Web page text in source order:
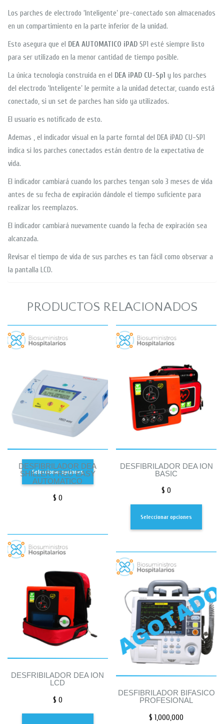
Los parches de electrodo ‘Inteligente’ pre-conectado son almacenados
en un compartimiento en la parte inferior de la unidad.
Esto asegura que el DEA AUTOMATICO iPAD SP1 esté siempre listo
para ser utilizado en la menor cantidad de tiempo posible.
La única tecnología construida en el DEA iPAD CU-Sp1 y los parches
del electrodo ‘Inteligente’ le permite a la unidad detectar, cuando está
conectado, si un set de parches han sido ya utilizados.
El usuario es notificado de esto.
Ademas , el indicador visual en la parte forntal del DEA iPAD CU-SP1
indica si los parches conectados están dentro de la expectativa de
vida.
El indicador cambiará cuando los parches tengan solo 3 meses de vida
antes de su fecha de expiración dándole el tiempo suficiente para
realizar los reemplazos.
El indicador cambiará nuevamente cuando la fecha de expiración sea
alcanzada.
Revisar el tiempo de vida de sus parches es tan fácil como observar a
la pantalla LCD.
PRODUCTOS RELACIONADOS
DESFIBRILADOR DEA
SHILLER FRED EASY
AUTOMATICO
$ 0
Seleccionar opciones
DESFIBRILADOR DEA ION
BASIC
$ 0
Seleccionar opciones
DESFRIBILADOR DEA ION
LCD
$ 0
DESFIBRILADOR BIFASICO
PROFESIONAL
$ 1,000,000